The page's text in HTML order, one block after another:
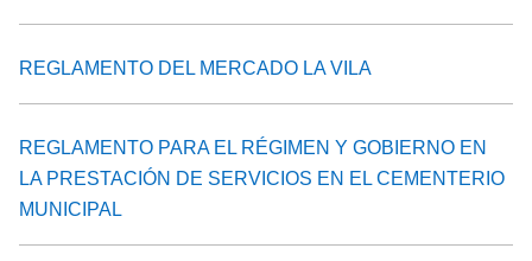
REGLAMENTO DEL MERCADO LA VILA
REGLAMENTO PARA EL RÉGIMEN Y GOBIERNO EN
LA PRESTACIÓN DE SERVICIOS EN EL CEMENTERIO
MUNICIPAL